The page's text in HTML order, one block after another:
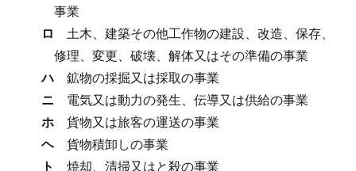
事業
ロ
土木、建築その他工作物の建設、改造、保存、
修理、変更、破壊、解体又はその準備の事業
ハ
鉱物の採掘又は採取の事業
ニ
電気又は動力の発生、伝導又は供給の事業
ホ
貨物又は旅客の運送の事業
ヘ
貨物積卸しの事業
ト
焼却、清掃又はと殺の事業